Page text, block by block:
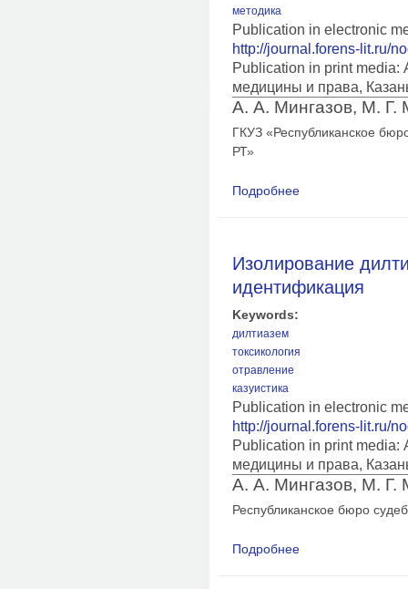
методика
Publication in electronic
http://journal.forens-lit.ru/
Publication in print media:
медицины и права,
А. А. Мингазов, М. Г.
ГКУЗ «Республиканское
РТ»
Подробнее
Изолирование
идентификация
Keywords:
дилтиазем
токсикология
отравление
казуистика
Publication in electronic
http://journal.forens-lit.ru/
Publication in print media:
медицины и права,
А. А. Мингазов, М. Г.
Республиканское бюро
Подробнее